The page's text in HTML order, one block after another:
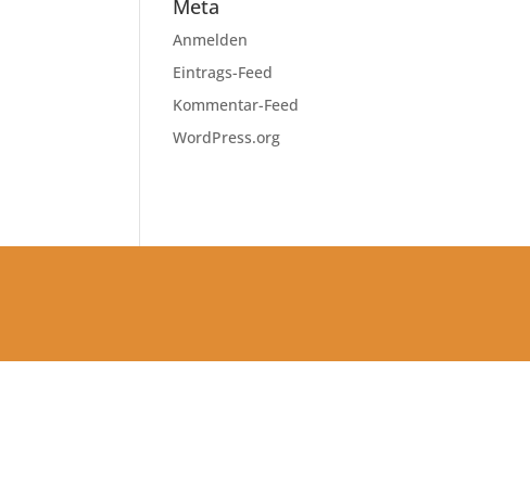
Meta
Anmelden
Eintrags-Feed
Kommentar-Feed
WordPress.org